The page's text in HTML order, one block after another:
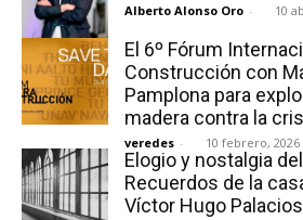
Alberto Alonso Oro - 10
El 6º Fórum
Construcción con
Pamplona para
madera contra la
veredes - 10 febrero, 2026
Elogio y nostalgia
Recuerdos de la
Víctor Hugo